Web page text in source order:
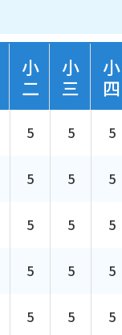
小
二
小
三
小
四
5 5 5
5 5 5
5 5 5
5 5 5
5 5 5